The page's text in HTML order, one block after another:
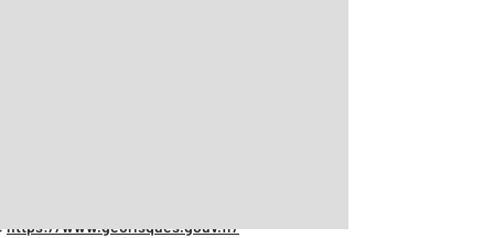
https://www.georisques.gouv.fr/